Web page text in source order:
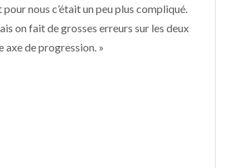
nous c’était un peu plus compliqué.
on fait de grosses erreurs sur les deux
axe de progression. »